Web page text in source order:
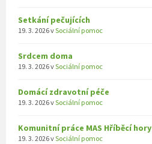
Setkání pečujících
19. 3. 2026vSociální pomoc
Srdcem doma
19. 3. 2026vSociální pomoc
Domácí zdravotní péče
19. 3. 2026vSociální pomoc
Komunitní práce MAS Hříběcí hory
19. 3. 2026vSociální pomoc